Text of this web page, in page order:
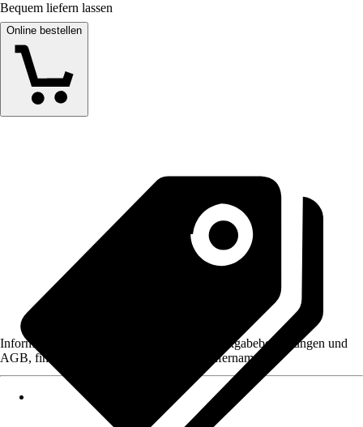
Bequem liefern lassen
Online bestellen
Informationen des Verkäufers, wie z. B. Rückgabebedingungen und
AGB, finden Sie bei Klick auf den Verkäufernamen.